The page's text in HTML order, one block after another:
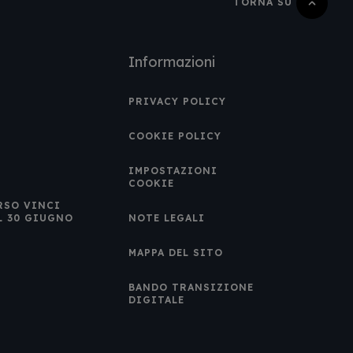
VINCI
30 GIUGNO
Informazioni
PRIVACY POLICY
COOKIE POLICY
IMPOSTAZIONI
COOKIE
NOTE LEGALI
MAPPA DEL SITO
BANDO TRANSIZIONE
DIGITALE